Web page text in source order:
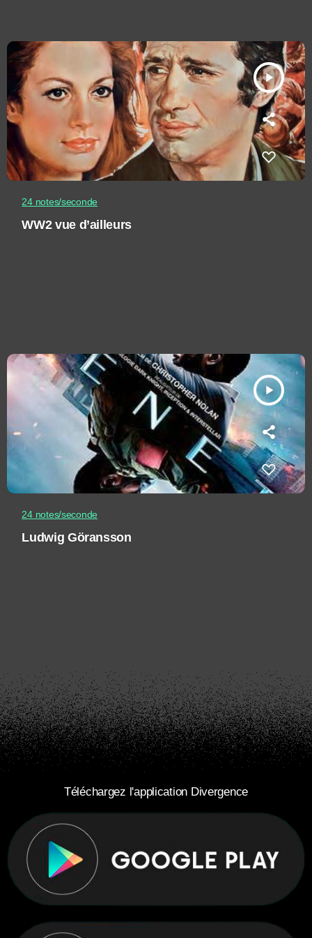
play_arrow
24 notes/seconde
WW2 vue d’ailleurs
play_arrow
24 notes/seconde
Ludwig Göransson
Téléchargez l'application Divergence